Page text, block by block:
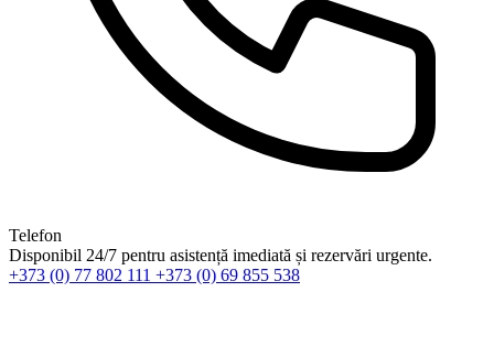
Telefon
Disponibil 24/7 pentru asistență imediată și rezervări urgente.
+373 (0) 77 802 111 +373 (0) 69 855 538